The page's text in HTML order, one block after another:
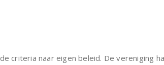
criteria naar eigen beleid. De vereniging